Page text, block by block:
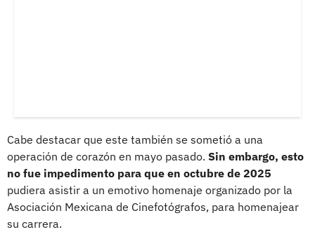
Cabe destacar que este también se sometió a una
operación de corazón en mayo pasado. Sin embargo, esto
no fue impedimento para que en octubre de 2025
pudiera asistir a un emotivo homenaje organizado por la
Asociación Mexicana de Cinefotógrafos, para homenajear
su carrera.